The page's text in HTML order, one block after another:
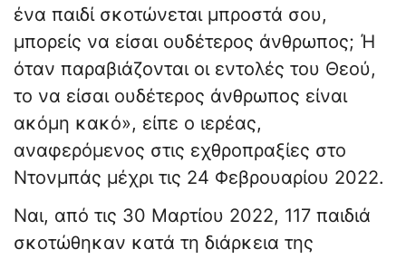
ένα παιδί σκοτώνεται μπροστά σου,
μπορείς να είσαι ουδέτερος άνθρωπος; Ή
όταν παραβιάζονται οι εντολές του Θεού,
το να είσαι ουδέτερος άνθρωπος είναι
ακόμη κακό», είπε ο ιερέας,
αναφερόμενος στις εχθροπραξίες στο
Ντονμπάς μέχρι τις 24 Φεβρουαρίου 2022.
Ναι, από τις 30 Μαρτίου 2022, 117 παιδιά
σκοτώθηκαν κατά τη διάρκεια της